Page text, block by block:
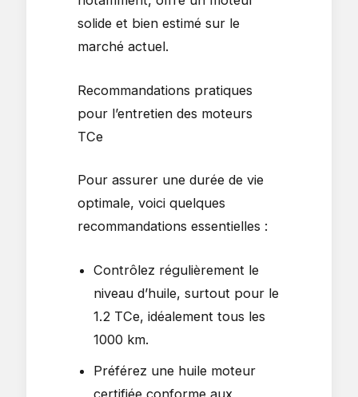
solide et bien estimé sur le
marché actuel.
Recommandations pratiques
pour l’entretien des moteurs
TCe
Pour assurer une durée de vie
optimale, voici quelques
recommandations essentielles :
Contrôlez régulièrement le
niveau d’huile, surtout pour le
1.2 TCe, idéalement tous les
1000 km.
Préférez une huile moteur